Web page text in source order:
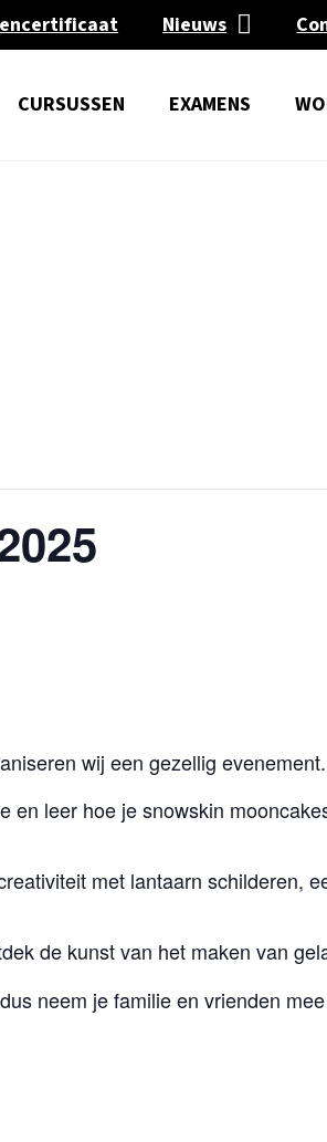
Nieuws
CURSUSSEN EXAMENS
wij een gezellig
en leer hoe je snowskin
met lantaarn schilderen,
de kunst van het maken van
neem je familie en vrienden